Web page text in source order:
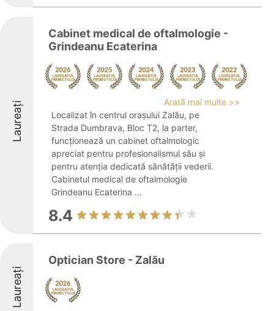
Laureați
Cabinet medical de oftalmologie -
Grindeanu Ecaterina
Arată mai multe >>
Localizat în centrul orașului Zalău, pe
Strada Dumbrava, Bloc T2, la parter,
funcționează un cabinet oftalmologic
apreciat pentru profesionalismul său și
pentru atenția dedicată sănătății vederii.
Cabinetul medical de oftalmologie
Grindeanu Ecaterina ...
8.4
Laureați
Optician Store - Zalău